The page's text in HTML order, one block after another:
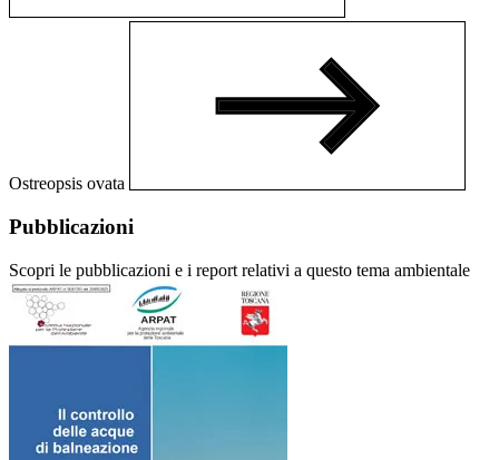
Ostreopsis ovata
Pubblicazioni
Scopri le pubblicazioni e i report relativi a questo tema ambientale